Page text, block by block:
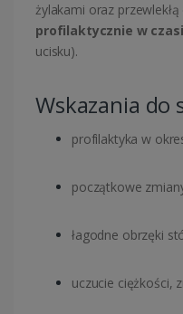
żylakami oraz
profilaktycznie w
ucisku).
Wskazania do
profilaktyka w
początkowe
łagodne obrzęki
uczucie ciężkości,